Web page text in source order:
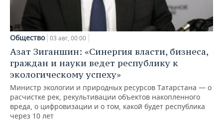
Общество 03 авг, 00:00
Азат Зиганшин: «Синергия власти, бизнеса,
граждан и науки ведет республику к
экологическому успеху»
Министр экологии и природных ресурсов Татарстана — о
расчистке рек, рекультивации объектов накопленного
вреда, о цифровизации и о том, какой будет республика
через 10 лет